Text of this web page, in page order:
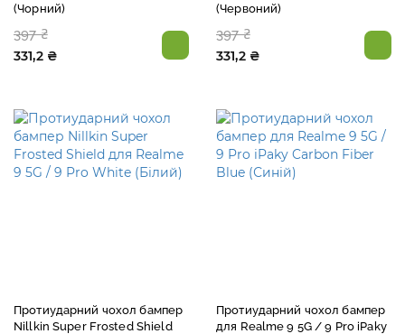
(Чорний)
397 ₴
331,2 ₴
(Червоний)
397 ₴
331,2 ₴
Протиударний чохол бампер
Nillkin Super Frosted Shield
Протиударний чохол бампер
для Realme 9 5G / 9 Pro iPaky